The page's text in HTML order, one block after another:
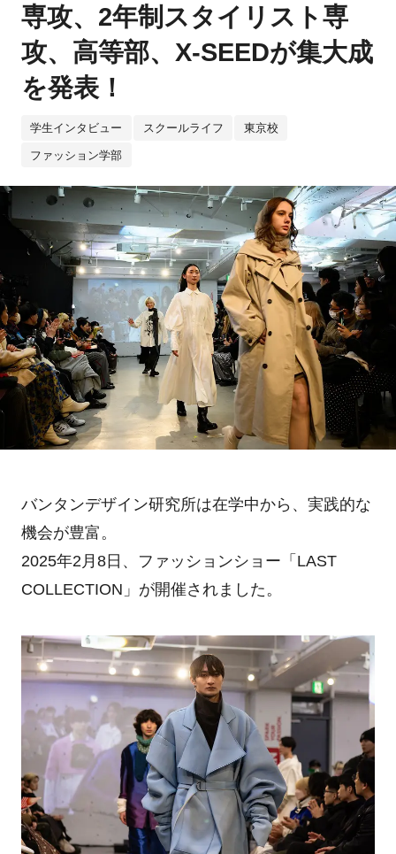
専攻、2年制スタイリスト専
攻、高等部、X-SEEDが集大成
を発表！
学生インタビュー スクールライフ 東京校
ファッション学部
バンタンデザイン研究所は在学中から、実践的な
機会が豊富。
2025年2月8日、ファッションショー「LAST
COLLECTION」が開催されました。